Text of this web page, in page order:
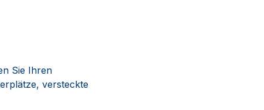
Sie Ihren
versteckte